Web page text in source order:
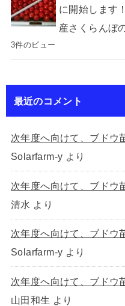
に開始します
産さくらんぼ
3件のビュー
最近のコメント
次年度へ向けて、ブドウ
Solarfarm-y より
次年度へ向けて、ブドウ
清水 より
次年度へ向けて、ブドウ
Solarfarm-y より
次年度へ向けて、ブドウ
山田和生 より